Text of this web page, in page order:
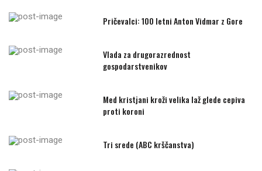
Pričevalci: 100 letni Anton Vidmar z Gore
Vlada za drugorazrednost
gospodarstvenikov
Med kristjani kroži velika laž glede cepiva
proti koroni
Tri srede (ABC krščanstva)